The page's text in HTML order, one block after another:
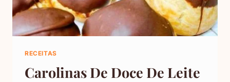
RECEITAS
Carolinas De Doce De Leite